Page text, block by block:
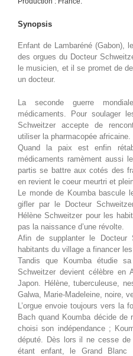
Synopsis
Enfant de Lambaréné (Gabon),
des orgues du Docteur
le musicien, et il se promet de
un docteur.
La seconde guerre
médicaments. Pour soulager
Schweitzer accepte de
utiliser la pharmacopée africaine.
Quand la paix est enfin
médicaments ramèment aussi
partis se battre aux cotés des
en revient le coeur meurtri et
Le monde de Koumba
gifler par le Docteur
Hélène Schweitzer pour les
pas la naissance d’une révolte.
Afin de supplanter le Docteur
habitants du village a financer
Tandis que Koumba étudie
Schweitzer devient célèbre en
Japon. Hélène, tuberculeuse,
Galwa, Marie-Madeleine, noire,
L’orgue envoie toujours vers
Bach quand Koumba décide de
choisi son indépendance ;
député. Dès lors il ne cesse de
étant enfant, le Grand Blanc